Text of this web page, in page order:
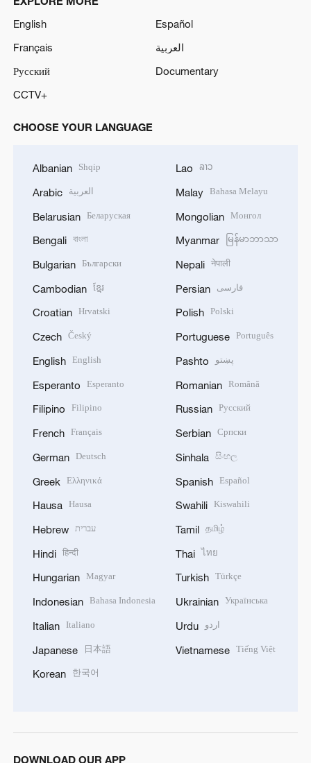
English
Español
Français
العربية
Русский
Documentary
CCTV+
CHOOSE YOUR LANGUAGE
Albanian Shqip
Arabic العربية
Belarusian Беларуская
Bengali বাংলা
Bulgarian Български
Cambodian ខ្មែរ
Croatian Hrvatski
Czech Český
English English
Esperanto Esperanto
Filipino Filipino
French Français
German Deutsch
Greek Ελληνικά
Hausa Hausa
Hebrew עברית
Hindi हिन्दी
Hungarian Magyar
Indonesian Bahasa Indonesia
Italian Italiano
Japanese 日本語
Korean 한국어
Lao ລາວ
Malay Bahasa Melayu
Mongolian Монгол
Myanmar မြန်မာဘာသာ
Nepali नेपाली
Persian فارسی
Polish Polski
Portuguese Português
Pashto پښتو
Romanian Română
Russian Русский
Serbian Српски
Sinhala සිංහල
Spanish Español
Swahili Kiswahili
Tamil தமிழ்
Thai ไทย
Turkish Türkçe
Ukrainian Українська
Urdu اردو
Vietnamese Tiếng Việt
DOWNLOAD OUR APP